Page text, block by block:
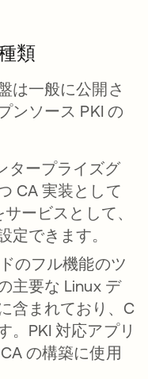
類
は一般に公開さ
ンソース PKI の
タブで開く
タープライズグ
CA 実装として
ービスとして、
定できます。
く
のフル機能のツ
主要な Linux デ
含まれており、C
。PKI 対応アプリ
の構築に使用